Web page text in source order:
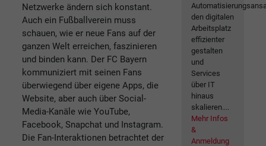
Netzwerke ändern sich konstant.
Auch ein Fußballverein muss
schauen, wie er neue Fans auf der
ganzen Welt erreichen, faszinieren
und binden kann. Der FC Bayern
kommuniziert mit seinen Fans
überwiegend über eigene Apps, die
Website, aber auch über Social-
Media-Kanäle wie YouTube,
Facebook, Snapchat und Instagram.
Die Fan-Interaktionen betrachtet der
den digitalen
Arbeitsplatz
effizienter
gestalten
und
Services
über IT
hinaus
skalieren....
Mehr Infos
&
Anmeldung